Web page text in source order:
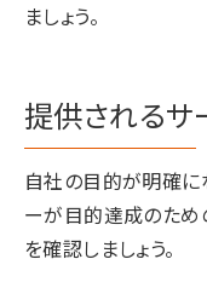
ましょう。
提供されるサ
自社の目的が明確に
ーが目的達成のため
を確認しましょう。